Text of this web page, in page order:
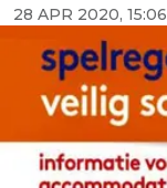
28 APR 2020, 15:06